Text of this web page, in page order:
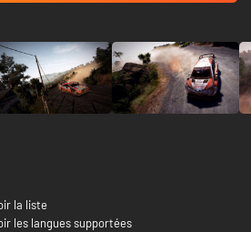
la liste
les langues supportées